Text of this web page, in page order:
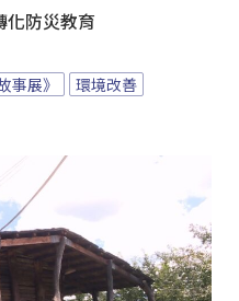
化防災教育
事展》
環境改善